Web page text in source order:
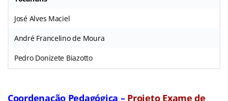
José Alves Maciel
André Francelino de Moura
Pedro Donizete Biazotto
Coordenação Pedagógica – Projeto Exame de